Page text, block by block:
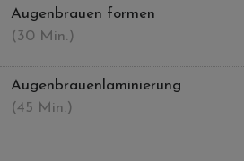
Augenbrauen formen
(30 Min.)
Augenbrauenlaminierung
(45 Min.)